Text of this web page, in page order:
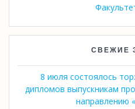
СВЕЖИЕ
8 июля состоялось
дипломов выпускникам
направлению